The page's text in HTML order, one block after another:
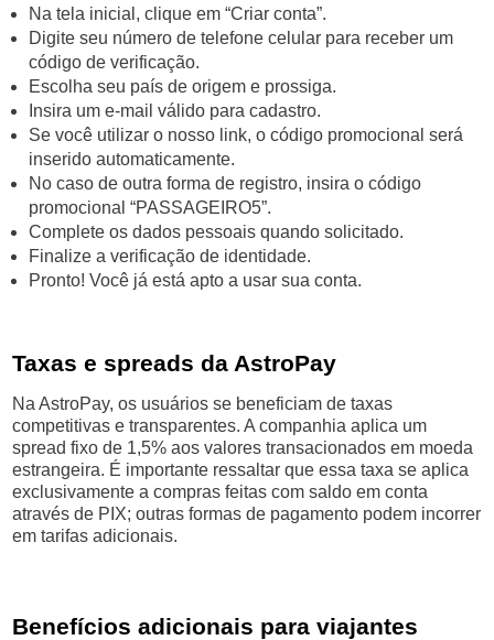
Na tela inicial, clique em “Criar conta”.
Digite seu número de telefone celular para receber um
código de verificação.
Escolha seu país de origem e prossiga.
Insira um e-mail válido para cadastro.
Se você utilizar o nosso link, o código promocional será
inserido automaticamente.
No caso de outra forma de registro, insira o código
promocional “PASSAGEIRO5”.
Complete os dados pessoais quando solicitado.
Finalize a verificação de identidade.
Pronto! Você já está apto a usar sua conta.
Taxas e spreads da AstroPay
Na AstroPay, os usuários se beneficiam de taxas
competitivas e transparentes. A companhia aplica um
spread fixo de 1,5% aos valores transacionados em moeda
estrangeira. É importante ressaltar que essa taxa se aplica
exclusivamente a compras feitas com saldo em conta
através de PIX; outras formas de pagamento podem incorrer
em tarifas adicionais.
Benefícios adicionais para viajantes